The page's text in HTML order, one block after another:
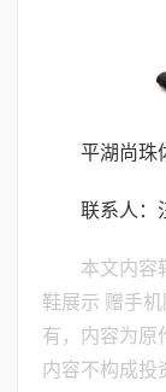
平湖尚珠
联系人：
本文内容
鞋展示 赠手
有，内容为原
内容不构成投